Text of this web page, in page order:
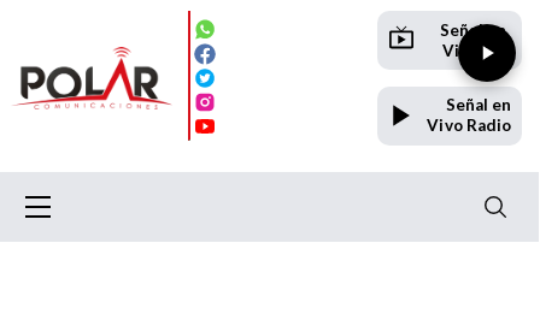
Señal en
Vivo TV
Señal en
Vivo Radio